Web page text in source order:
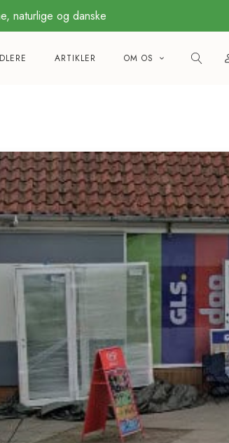
naturlige og danske
levering
ARTIKLER OM OS